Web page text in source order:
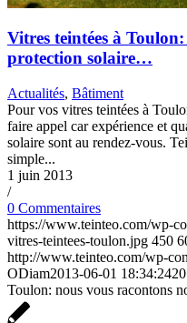
Vitres teintées à
protection solaire…
Actualités, Bâtiment
Pour vos vitres teintées à
faire appel car expérience et
solaire sont au rendez-vous.
simple...
1 juin 2013
/
0 Commentaires
https://www.teinteo.com/wp-
vitres-teintees-toulon.jpg 450
http://www.teinteo.com/wp-
ODiam2013-06-01 18:34:24
Toulon: nous vous racontons